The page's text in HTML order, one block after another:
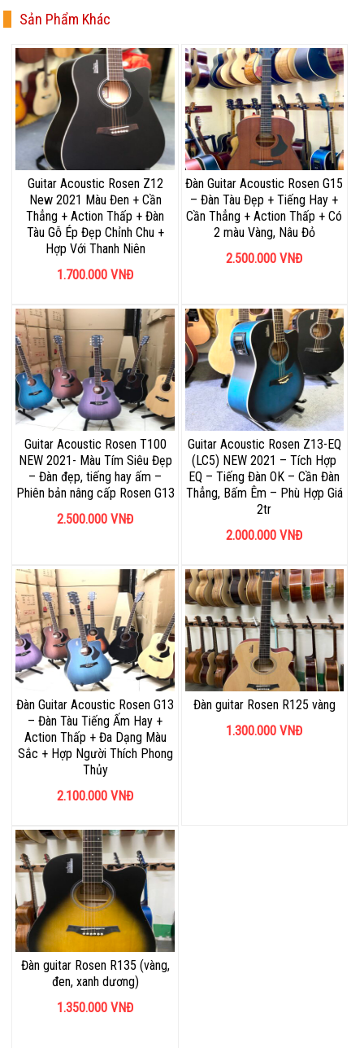
Sản Phẩm Khác
Guitar Acoustic Rosen Z12
New 2021 Màu Đen + Cần
Thẳng + Action Thấp + Đàn
Tàu Gỗ Ép Đẹp Chỉnh Chu +
Hợp Với Thanh Niên
1.700.000 VNĐ
Đàn Guitar Acoustic Rosen G15
– Đàn Tàu Đẹp + Tiếng Hay +
Cần Thẳng + Action Thấp + Có
2 màu Vàng, Nâu Đỏ
2.500.000 VNĐ
Guitar Acoustic Rosen T100
NEW 2021- Màu Tím Siêu Đẹp
– Đàn đẹp, tiếng hay ấm –
Phiên bản nâng cấp Rosen G13
2.500.000 VNĐ
Guitar Acoustic Rosen Z13-EQ
(LC5) NEW 2021 – Tích Hợp
EQ – Tiếng Đàn OK – Cần Đàn
Thẳng, Bấm Êm – Phù Hợp Giá
2tr
2.000.000 VNĐ
Đàn Guitar Acoustic Rosen G13
– Đàn Tàu Tiếng Ấm Hay +
Action Thấp + Đa Dạng Màu
Sắc + Hợp Người Thích Phong
Thủy
2.100.000 VNĐ
Đàn guitar Rosen R125 vàng
1.300.000 VNĐ
Đàn guitar Rosen R135 (vàng,
đen, xanh dương)
1.350.000 VNĐ